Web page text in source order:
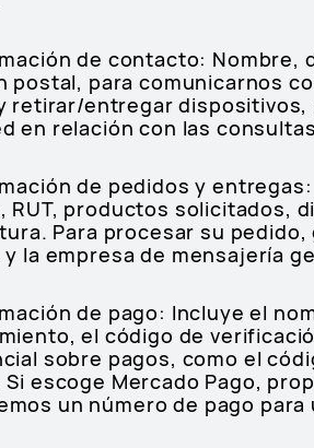
de contacto:
postal, para comunicarnos
retirar/entregar
en relación con las
de pedidos y
RUT, productos solicitados,
Para procesar su
la empresa de mensajería
de pago: Incluye el
el código de
sobre pagos, como el
Si escoge Mercado Pago,
un número de pago para